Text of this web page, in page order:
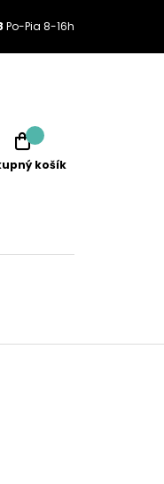
Po-Pia 8-16h
košík